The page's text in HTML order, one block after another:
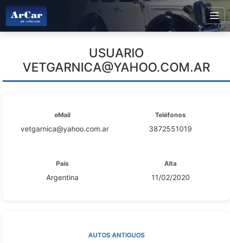
USUARIO
VETGARNICA@YAHOO.COM.AR
eMail
vetgarnica@yahoo.com.ar
Teléfonos
3872551019
País
Argentina
Alta
11/02/2020
AUTOS ANTIGUOS